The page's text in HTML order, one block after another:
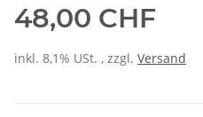
48,00 CHF
inkl. 8,1% USt. , zzgl. Versand